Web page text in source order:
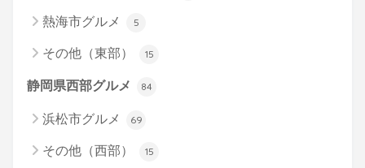
熱海市グルメ 5
その他（東部） 15
静岡県西部グルメ 84
浜松市グルメ 69
その他（西部） 15